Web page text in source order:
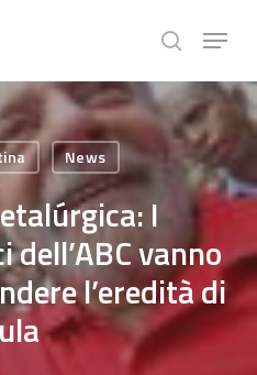
search
Menu
News
I
vanno
l’eredità di
Menu